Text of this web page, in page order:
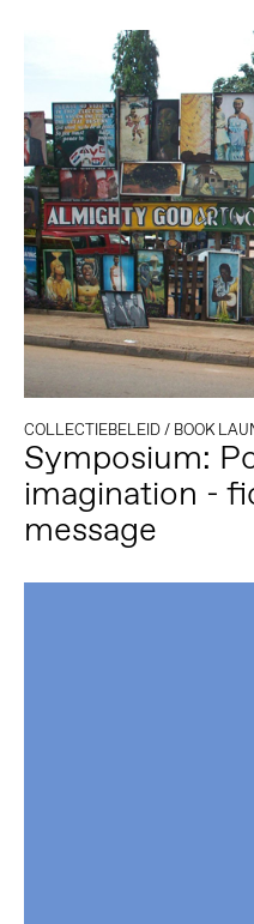
COLLECTIEBELEID/ BOOK
Symposium:
imagination -
message